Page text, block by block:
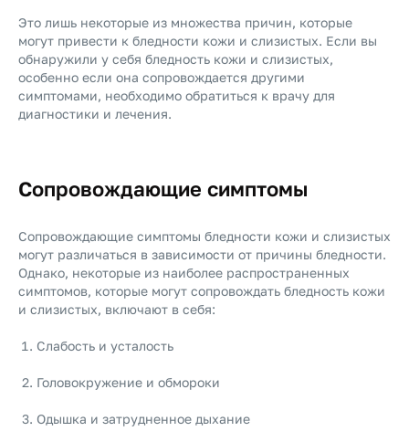
Это лишь некоторые из множества причин, которые
могут привести к бледности кожи и слизистых. Если вы
обнаружили у себя бледность кожи и слизистых,
особенно если она сопровождается другими
симптомами, необходимо обратиться к врачу для
диагностики и лечения.
Сопровождающие симптомы
Сопровождающие симптомы бледности кожи и слизистых
могут различаться в зависимости от причины бледности.
Однако, некоторые из наиболее распространенных
симптомов, которые могут сопровождать бледность кожи
и слизистых, включают в себя:
Слабость и усталость
Головокружение и обмороки
Одышка и затрудненное дыхание